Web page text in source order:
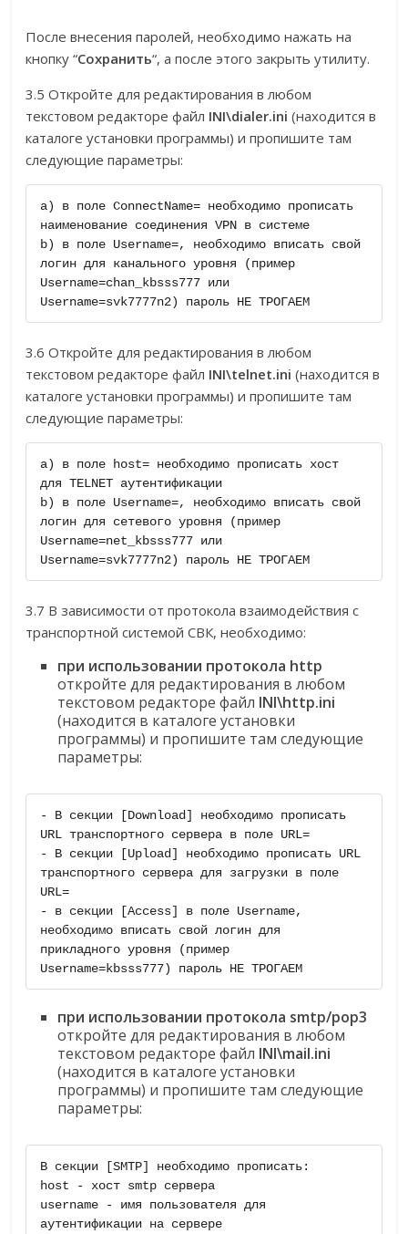
После внесения паролей, необходимо нажать на
кнопку “Сохранить“, а после этого закрыть утилиту.
3.5 Откройте для редактирования в любом
текстовом редакторе файл INI\dialer.ini (находится в
каталоге установки программы) и пропишите там
следующие параметры:
a) в поле ConnectName= необходимо прописать
наименование соединения VPN в системе
b) в поле Username=, необходимо вписать свой
логин для канального уровня (пример
Username=chan_kbsss777 или
Username=svk7777n2) пароль НЕ ТРОГАЕМ
3.6 Откройте для редактирования в любом
текстовом редакторе файл INI\telnet.ini (находится в
каталоге установки программы) и пропишите там
следующие параметры:
a) в поле host= необходимо прописать хост
для TELNET аутентификации
b) в поле Username=, необходимо вписать свой
логин для сетевого уровня (пример
Username=net_kbsss777 или
Username=svk7777n2) пароль НЕ ТРОГАЕМ
3.7 В зависимости от протокола взаимодействия с
транспортной системой СВК, необходимо:
при использовании протокола http
откройте для редактирования в любом
текстовом редакторе файл INI\http.ini
(находится в каталоге установки
программы) и пропишите там следующие
параметры:
- В секции [Download] необходимо прописать
URL транспортного сервера в поле URL=
- В секции [Upload] необходимо прописать URL
транспортного сервера для загрузки в поле
URL=
- в секции [Access] в поле Username,
необходимо вписать свой логин для
прикладного уровня (пример
Username=kbsss777) пароль НЕ ТРОГАЕМ
при использовании протокола smtp/pop3
откройте для редактирования в любом
текстовом редакторе файл INI\mail.ini
(находится в каталоге установки
программы) и пропишите там следующие
параметры:
В секции [SMTP] необходимо прописать:
host - хост smtp сервера
username - имя пользователя для
аутентификации на сервере